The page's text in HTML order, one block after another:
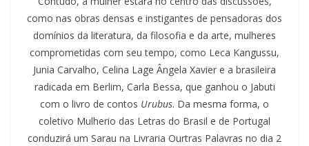
como nas obras densas e instigantes de pensadoras dos
domínios da literatura, da filosofia e da arte, mulheres
comprometidas com seu tempo, como Leca Kangussu,
Junia Carvalho, Celina Lage Ângela Xavier e a brasileira
radicada em Berlim, Carla Bessa, que ganhou o Jabuti
com o livro de contos Urubus. Da mesma forma, o
coletivo Mulherio das Letras do Brasil e de Portugal
conduzirá um Sarau na Livraria Ourtras Palavras no dia 2